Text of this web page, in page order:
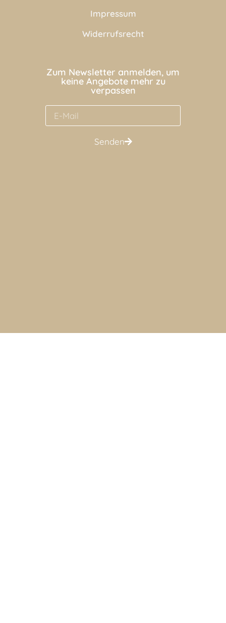
Impressum
Widerrufsrecht
Zum Newsletter anmelden, um
keine Angebote mehr zu
verpassen
Senden